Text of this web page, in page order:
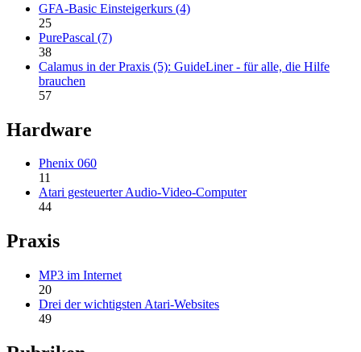
GFA-Basic Einsteigerkurs (4)
25
PurePascal (7)
38
Calamus in der Praxis (5): GuideLiner - für alle, die Hilfe
brauchen
57
Hardware
Phenix 060
11
Atari gesteuerter Audio-Video-Computer
44
Praxis
MP3 im Internet
20
Drei der wichtigsten Atari-Websites
49